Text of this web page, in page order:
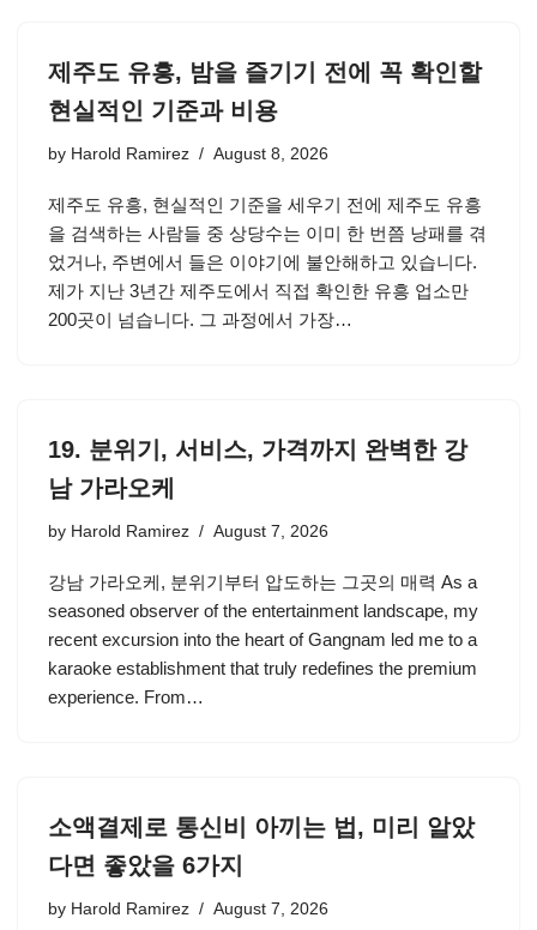
제주도 유흥, 밤을 즐기기 전에 꼭 확인할
현실적인 기준과 비용
by Harold Ramirez August 8, 2026
제주도 유흥, 현실적인 기준을 세우기 전에 제주도 유흥
을 검색하는 사람들 중 상당수는 이미 한 번쯤 낭패를 겪
었거나, 주변에서 들은 이야기에 불안해하고 있습니다.
제가 지난 3년간 제주도에서 직접 확인한 유흥 업소만
200곳이 넘습니다. 그 과정에서 가장…
19. 분위기, 서비스, 가격까지 완벽한 강
남 가라오케
by Harold Ramirez August 7, 2026
강남 가라오케, 분위기부터 압도하는 그곳의 매력 As a
seasoned observer of the entertainment landscape, my
recent excursion into the heart of Gangnam led me to a
karaoke establishment that truly redefines the premium
experience. From…
소액결제로 통신비 아끼는 법, 미리 알았
다면 좋았을 6가지
by Harold Ramirez August 7, 2026